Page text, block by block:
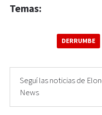
Temas:
DERRUMBE
Seguí las noticias de
News